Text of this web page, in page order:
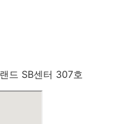
드 SB센터 307호